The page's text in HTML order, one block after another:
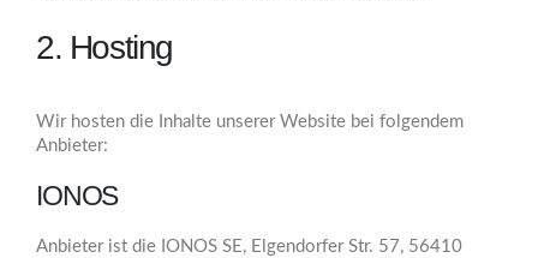
2. Hosting
Wir hosten die Inhalte unserer Website bei folgendem
Anbieter:
IONOS
Anbieter ist die IONOS SE, Elgendorfer Str. 57, 56410